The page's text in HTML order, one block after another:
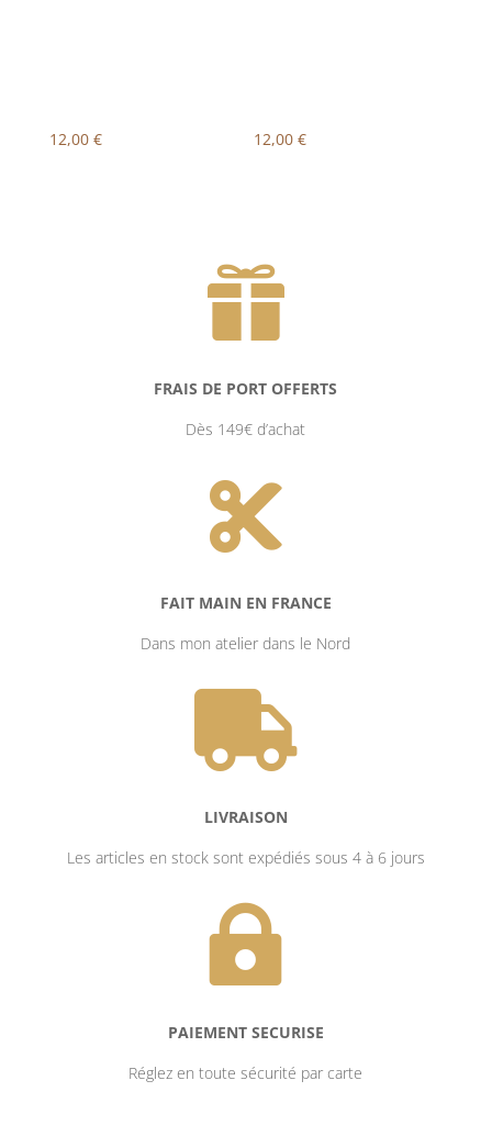
12,00 € 12,00€

FRAIS DE PORT OFFERTS
Dès 149€ d’achat

FAIT MAIN EN FRANCE
Dans mon atelier dans le Nord

LIVRAISON
Les articles en stock sont expédiés sous 4 à 6 jours

PAIEMENT SECURISE
Réglez en toute sécurité par carte